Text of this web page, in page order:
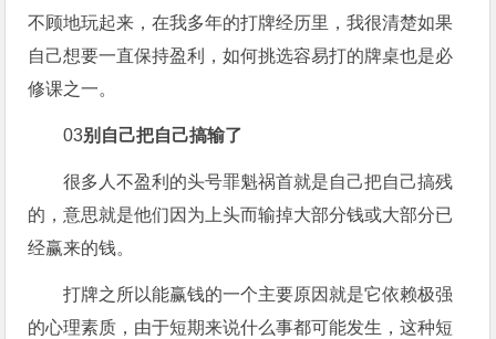
不顾地玩起来，在我多年的打牌经历里，我很清楚如果
自己想要一直保持盈利，如何挑选容易打的牌桌也是必
修课之一。
03别自己把自己搞输了
很多人不盈利的头号罪魁祸首就是自己把自己搞残
的，意思就是他们因为上头而输掉大部分钱或大部分已
经赢来的钱。
打牌之所以能赢钱的一个主要原因就是它依赖极强
的心理素质，由于短期来说什么事都可能发生，这种短